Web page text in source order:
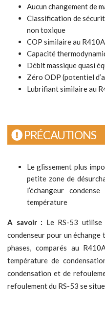
Aucun changement de
Classification de
non toxique
COP similaire au R410A
Capacité
Débit massique quasi
Zéro ODP (potentiel
Lubrifiant similaire au
PRÉCAUTIONS
Le glissement plus
petite zone de
l’échangeur
température
A savoir : Le RS-53
condenseur pour un échange
phases, comparés au
température de
condensation et de
refoulement du RS-53 se